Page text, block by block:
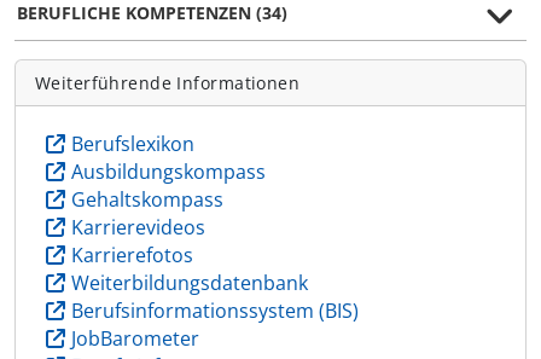
BERUFLICHE KOMPETENZEN (34)
Weiterführende Informationen
Berufslexikon
Ausbildungskompass
Gehaltskompass
Karrierevideos
Karrierefotos
Weiterbildungsdatenbank
Berufsinformationssystem (BIS)
JobBarometer